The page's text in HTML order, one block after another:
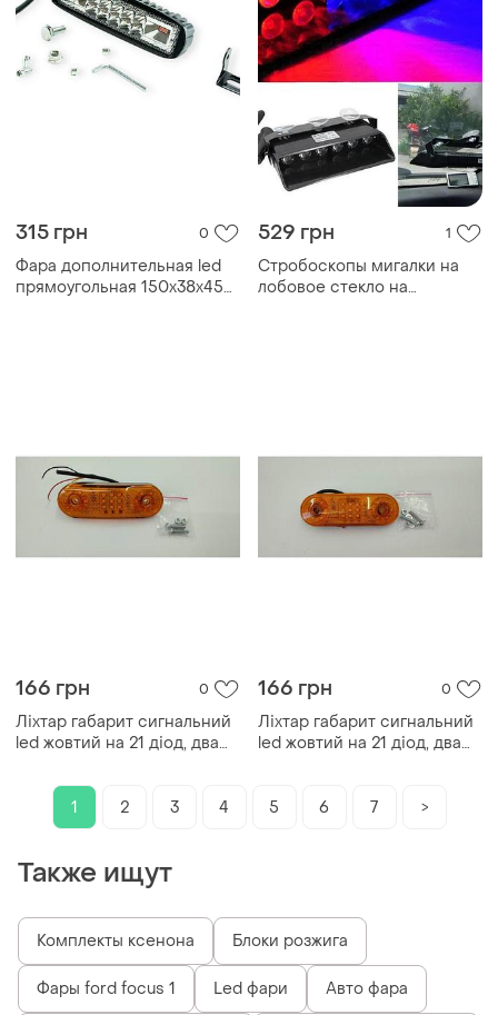
315 грн 0
Фара дополнительная led
прямоугольная 150х38х45
529 грн 1
Стробоскопы мигалки на
лобовое стекло на
166 грн 0
Ліхтар габарит сигнальний
led жовтий на 21 діод, два
стробоскоп
166 грн 0
Ліхтар габарит сигнальний
led жовтий на 21 діод, два
1
2 3 4 5 6 7 >
Также ищут
Комплекты ксенона Блоки розжига
Фары ford focus 1 Led фари Авто фара